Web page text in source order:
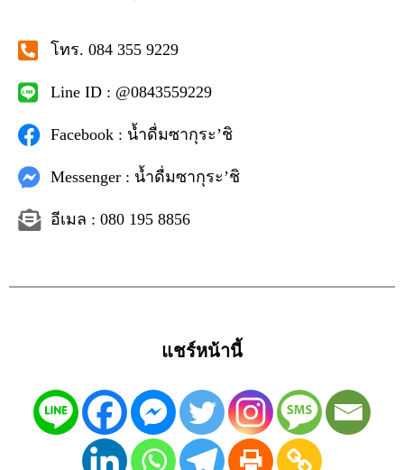
โทร. 084 355 9229
Line ID : @0843559229
Facebook : น้ำดื่มซากุระ’ชิ
Messenger : น้ำดื่มซากุระ’ชิ
อีเมล : 080 195 8856
แชร์หน้านี้